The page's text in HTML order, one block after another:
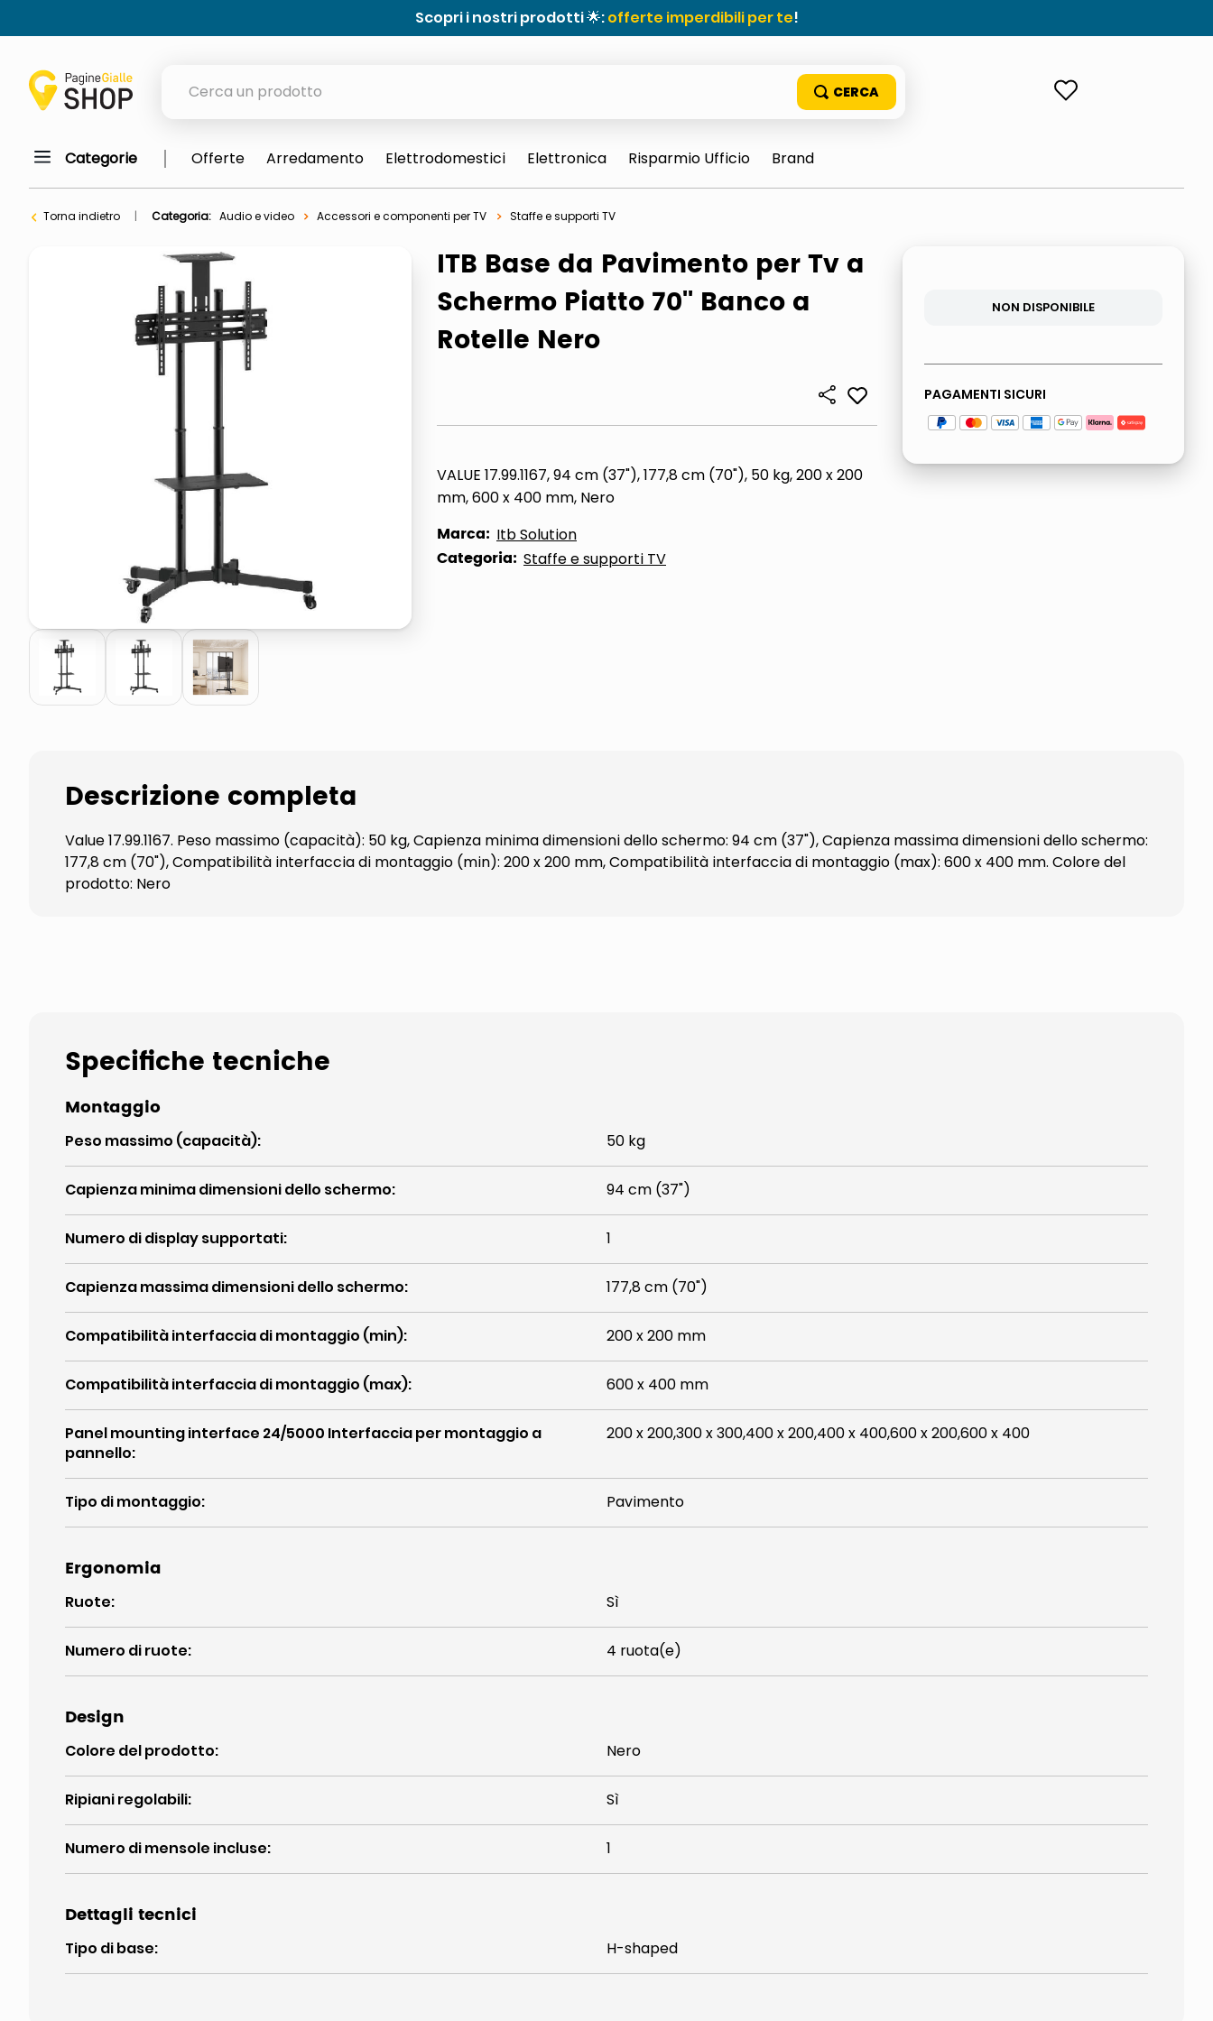
Scopri i nostri prodotti 🌟:offerte imperdibili per te!
meme
ombrelloni
italia independent occhiali sole 0703 thin rotondo sun
lucidatrice pavimenti
pattumiera raccolta differenziata
Categorie Offerte Arredamento Elettrodomestici Elettronica Risparmio Ufficio Brand
Torna indietro Categoria: Audio e video Accessori e componenti per TV Staffe e supporti TV
ITB Base da Pavimento per Tv a
Schermo Piatto 70'' Banco a
Rotelle Nero
VALUE 17.99.1167, 94 cm (37"), 177,8 cm (70"), 50 kg, 200 x 200
mm, 600 x 400 mm, Nero
Marca: Itb Solution
Categoria: Staffe e supporti TV
NON DISPONIBILE
PAGAMENTI SICURI
Descrizione completa
Value 17.99.1167. Peso massimo (capacità): 50 kg, Capienza minima dimensioni dello schermo: 94 cm (37"), Capienza massima dimensioni dello schermo:
177,8 cm (70"), Compatibilità interfaccia di montaggio (min): 200 x 200 mm, Compatibilità interfaccia di montaggio (max): 600 x 400 mm. Colore del
prodotto: Nero
Specifiche tecniche
Montaggio
Peso massimo (capacità): 50 kg
Capienza minima dimensioni dello schermo: 94 cm (37")
Numero di display supportati: 1
Capienza massima dimensioni dello schermo: 177,8 cm (70")
Compatibilità interfaccia di montaggio (min): 200 x 200 mm
Compatibilità interfaccia di montaggio (max): 600 x 400 mm
Panel mounting interface 24/5000 Interfaccia per montaggio a
pannello:
200 x 200,300 x 300,400 x 200,400 x 400,600 x 200,600 x 400
Tipo di montaggio: Pavimento
Ergonomia
Ruote: Sì
Numero di ruote: 4 ruota(e)
Design
Colore del prodotto: Nero
Ripiani regolabili: Sì
Numero di mensole incluse: 1
Dettagli tecnici
Tipo di base: H-shaped